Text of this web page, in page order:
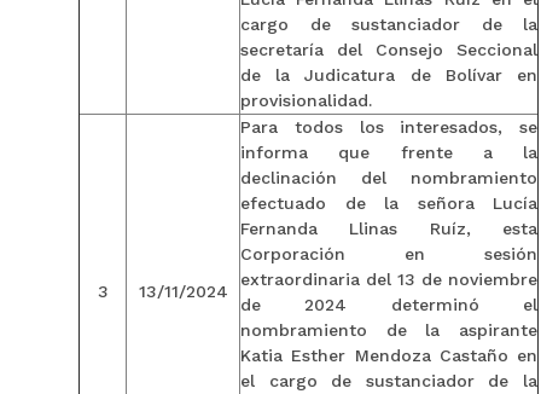
cargo de sustanciador de la
secretaría del Consejo Seccional
de la Judicatura de Bolívar en
provisionalidad.
3 13/11/2024
Para todos los interesados, se
informa que frente a la
declinación del nombramiento
efectuado de la señora Lucía
Fernanda Llinas Ruíz, esta
Corporación en sesión
extraordinaria del 13 de noviembre
de 2024 determinó el
nombramiento de la aspirante
Katia Esther Mendoza Castaño en
el cargo de sustanciador de la